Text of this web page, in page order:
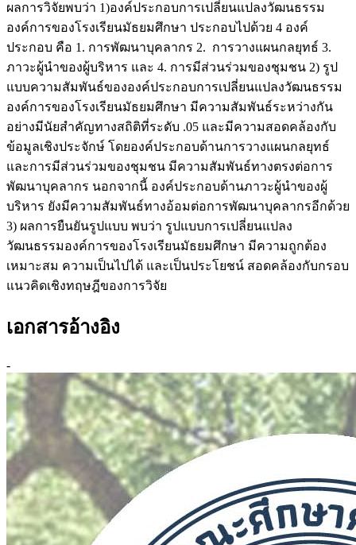
ผลการวิจัยพบว่า 1)องค์ประกอบการเปลี่ยนแปลงวัฒนธรรม
องค์การของโรงเรียนมัธยมศึกษา ประกอบไปด้วย 4 องค์
ประกอบ คือ 1. การพัฒนาบุคลากร 2. การวางแผนกลยุทธ์ 3.
ภาวะผู้นำของผู้บริหาร และ 4. การมีส่วนร่วมของชุมชน 2) รูป
แบบความสัมพันธ์ขององค์ประกอบการเปลี่ยนแปลงวัฒนธรรม
องค์การของโรงเรียนมัธยมศึกษา มีความสัมพันธ์ระหว่างกัน
อย่างมีนัยสำคัญทางสถิติที่ระดับ .05 และมีความสอดคล้องกับ
ข้อมูลเชิงประจักษ์ โดยองค์ประกอบด้านการวางแผนกลยุทธ์
และการมีส่วนร่วมของชุมชน มีความสัมพันธ์ทางตรงต่อการ
พัฒนาบุคลากร นอกจากนี้ องค์ประกอบด้านภาวะผู้นำของผู้
บริหาร ยังมีความสัมพันธ์ทางอ้อมต่อการพัฒนาบุคลากรอีกด้วย
3) ผลการยืนยันรูปแบบ พบว่า รูปแบบการเปลี่ยนแปลง
วัฒนธรรมองค์การของโรงเรียนมัธยมศึกษา มีความถูกต้อง
เหมาะสม ความเป็นไปได้ และเป็นประโยชน์ สอดคล้องกับกรอบ
แนวคิดเชิงทฤษฎีของการวิจัย
เอกสารอ้างอิง
-